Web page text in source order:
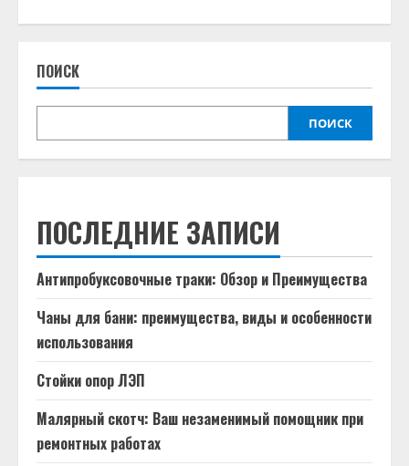
ПОИСК
ПОИСК
ПОСЛЕДНИЕ ЗАПИСИ
Антипробуксовочные траки: Обзор и Преимущества
Чаны для бани: преимущества, виды и особенности
использования
Стойки опор ЛЭП
Малярный скотч: Ваш незаменимый помощник при
ремонтных работах